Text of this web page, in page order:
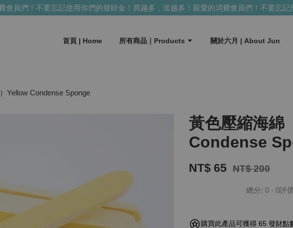
員們！不要忘記使用你們的發財金！買越多，送越多！親愛的消費會員們！不要忘記使
首頁 | Home 所有商品｜Products 關於六月 | About Jun
Yellow Condense Sponge
黃色壓縮海綿
Condense
NT$ 65 NT$ 200
總分: 0 - 0評
購買此產品可獲得 65 發財點